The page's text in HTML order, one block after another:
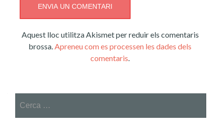
Aquest lloc utilitza Akismet per reduir els comentaris
brossa.Apreneu com es processen les dades dels
comentaris.